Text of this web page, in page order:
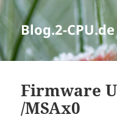
Blog.2-CPU.de
Firmware
/MSAx0